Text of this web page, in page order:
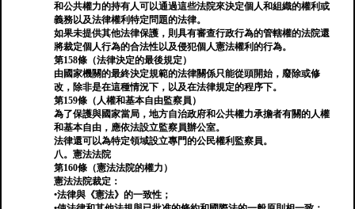
和公共權力的持有人可以通過這些法院來決定個人和組織的權利或
義務以及法律權利特定問題的法律。
如果未提供其他法律保護，則具有審查行政行為的管轄權的法院還
將裁定個人行為的合法性以及侵犯個人憲法權利的行為。
第158條（法律決定的最後規定）
由國家機關的最終決定規範的法律關係只能從頭開始，廢除或修
改，除非是在這種情況下，以及在法律規定的程序下。
第159條（人權和基本自由監察員）
為了保護與國家當局，地方自治政府和公共權力承擔者有關的人權
和基本自由，應依法設立監察員辦公室。
法律還可以為特定領域設立專門的公民權利監察員。
八。憲法法院
第160條（憲法法院的權力）
憲法法院裁定：
•法律與《憲法》的一致性；